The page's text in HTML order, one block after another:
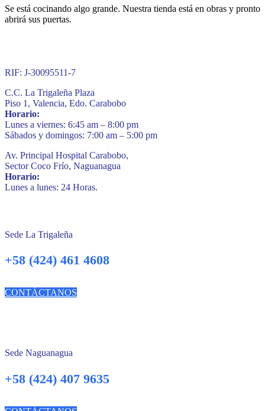
Se está cocinando algo grande. Nuestra tienda está en obras y pronto
abrirá sus puertas.
RIF: J-30095511-7
C.C. La Trigaleña Plaza
Piso 1, Valencia, Edo. Carabobo
Horario:
Lunes a viernes: 6:45 am – 8:00 pm
Sábados y domingos: 7:00 am – 5:00 pm
Av. Principal Hospital Carabobo,
Sector Coco Frío, Naguanagua
Horario:
Lunes a lunes: 24 Horas.
Sede La Trigaleña
+58 (424) 461 4608
CONTÁCTANOS
Sede Naguanagua
+58 (424) 407 9635